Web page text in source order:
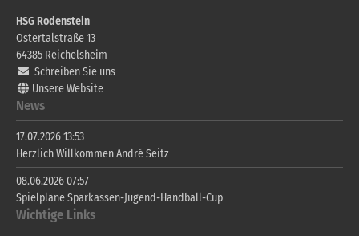
HSG Rodenstein
Ostertalstraße 13
64385 Reichelsheim
Schreiben Sie uns
Unsere Website
News
17.07.2026 13:53
Herzlich Willkommen André Seitz
08.06.2026 07:57
Spielpläne Sparkassen-Jugend-Handball-Cup
Wichtige Links